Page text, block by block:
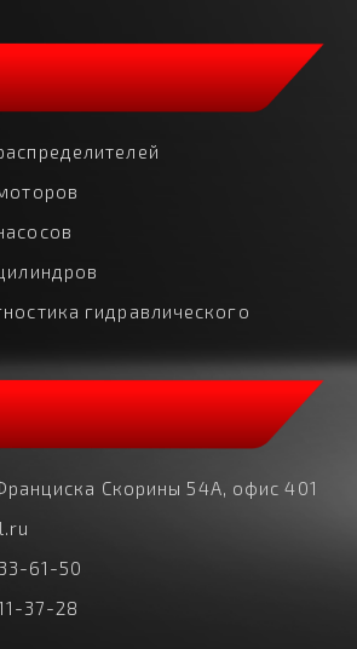
гидравлического
Скорины 54А, офис 401
61-50
37-28